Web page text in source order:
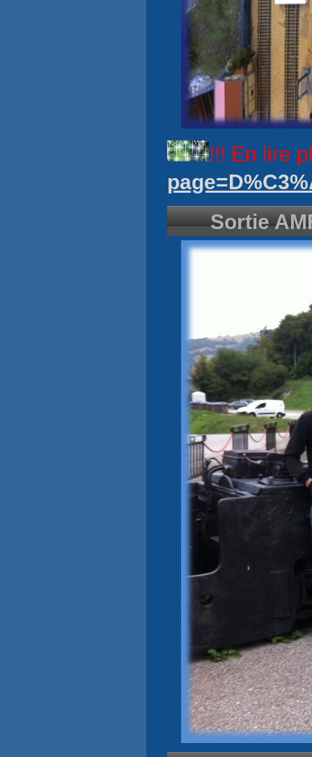
!!! En lire
Sortie